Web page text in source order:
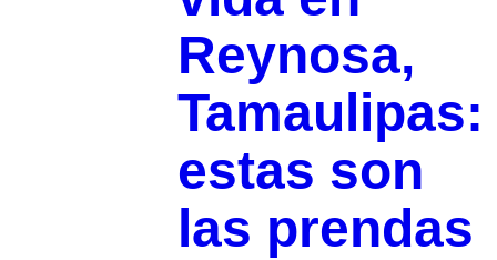
Reynosa,
Tamaulipas:
estas son
las prendas